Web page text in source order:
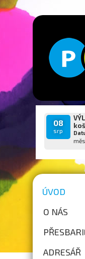
08
srp
ÚVOD
O NÁS
ADRESÁŘ